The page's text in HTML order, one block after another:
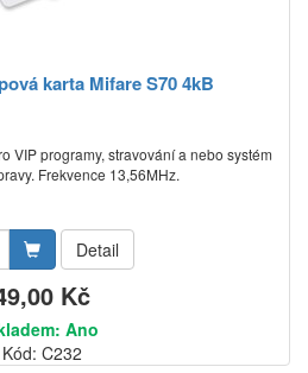
karta Mifare S70 4kB
VIP programy, stravování a nebo systém
Frekvence 13,56MHz.
Detail
Kč
Ano
Kód: C232